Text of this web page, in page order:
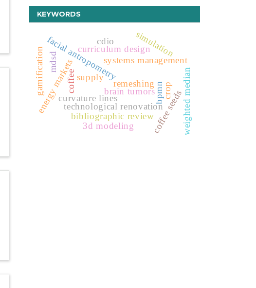
KEYWORDS
remeshing
curvature lines
facial antropometry
technological renovation
energy markets bpmn
systems management
curriculum design
cdio
coffee
coffee seeds
crop
gamification
simulation
supply
bibliographic review
mdsd
brain tumors
3d modeling weighted median